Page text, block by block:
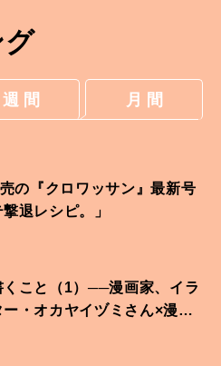
週 間 月 間
の『クロワッサン』最新号
退レシピ。」
くこと（1）──漫画家、イラ
ー・オカヤイヅミさん×漫画